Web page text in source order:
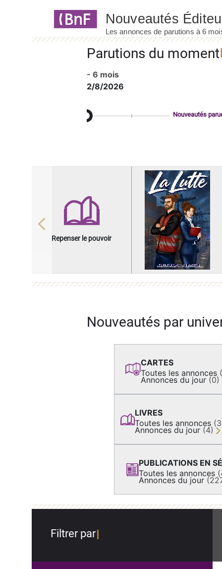
Parutions du moment
- 6 mois
2/8/2026
Nouveautés
Repenser le pouvoir
Previous
Nouveautés par
CARTES
Toutes les annonces
Annonces du jour (0)
LIVRES
Toutes les annonces
Annonces du jour (4)
PUBLICATIONS EN
Toutes les annonces
Annonces du jour
Filtrer par